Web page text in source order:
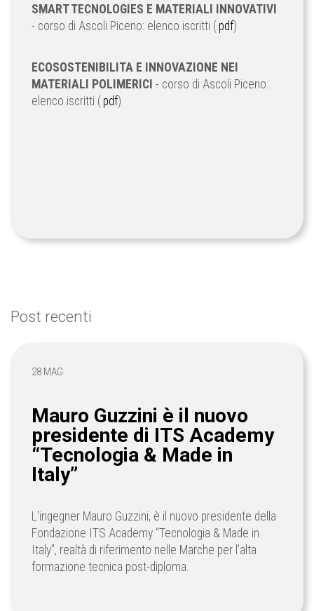
SMART TECNOLOGIES E MATERIALI INNOVATIVI
- corso di Ascoli Piceno: elenco iscritti (.pdf)
ECOSOSTENIBILITA E INNOVAZIONE NEI
MATERIALI POLIMERICI - corso di Ascoli Piceno:
elenco iscritti (.pdf)
Post recenti
28 MAG
Mauro Guzzini è il nuovo
presidente di ITS Academy
“Tecnologia & Made in
Italy”
L'ingegner Mauro Guzzini, è il nuovo presidente della
Fondazione ITS Academy “Tecnologia & Made in
Italy”, realtà di riferimento nelle Marche per l’alta
formazione tecnica post-diploma.